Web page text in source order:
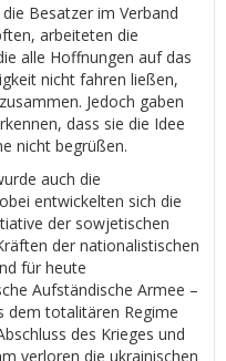
Besatzer im Verband
arbeiteten die
alle Hoffnungen auf das
nicht fahren ließen,
Jedoch gaben
dass sie die Idee
nicht begrüßen.
auch die
entwickelten sich die
der sowjetischen
der nationalistischen
für heute
Aufständische Armee –
dem totalitären Regime
des Krieges und
verloren die ukrainischen